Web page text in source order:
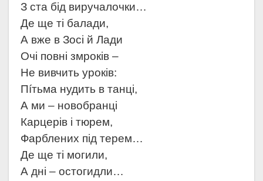
З ста бід виручалочки…
Де ще ті балади,
А вже в Зосі й Лади
Очі повні змроків –
Не вивчить уроків:
Пíтьма нудить в танці,
А ми – новобранці
Карцерів і тюрем,
Фарблених під терем…
Де ще ті могили,
А дні – остогидли…